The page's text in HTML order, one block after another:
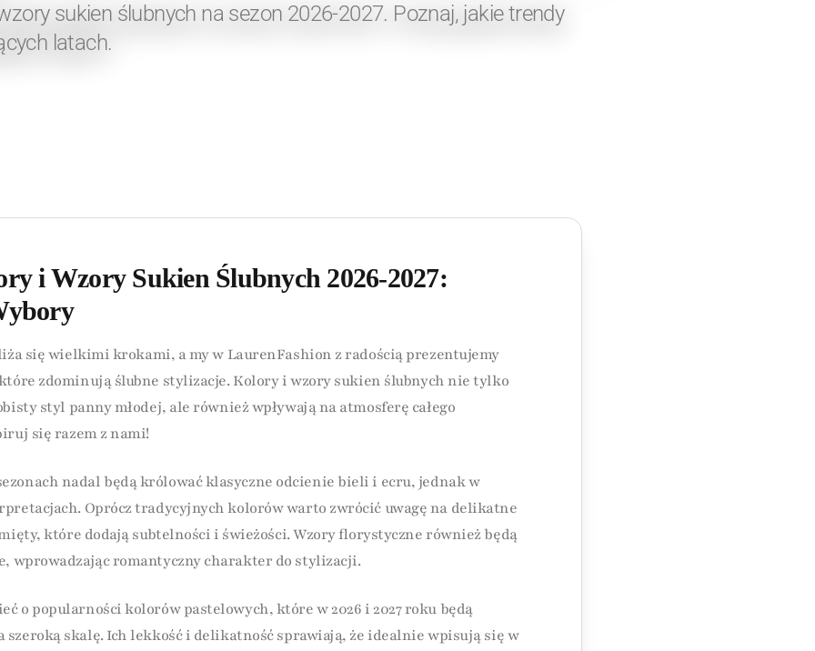
sukien ślubnych na sezon 2026-2027. Poznaj, jakie trendy
latach.
i Wzory Sukien Ślubnych 2026-2027:
się wielkimi krokami, a my w LaurenFashion z radością prezentujemy
zdominują ślubne stylizacje. Kolory i wzory sukien ślubnych nie tylko
styl panny młodej, ale również wpływają na atmosferę całego
się razem z nami!
nadal będą królować klasyczne odcienie bieli i ecru, jednak w
Oprócz tradycyjnych kolorów warto zwrócić uwagę na delikatne
które dodają subtelności i świeżości. Wzory florystyczne również będą
wprowadzając romantyczny charakter do stylizacji.
o popularności kolorów pastelowych, które w 2026 i 2027 roku będą
szeroką skalę. Ich lekkość i delikatność sprawiają, że idealnie wpisują się w